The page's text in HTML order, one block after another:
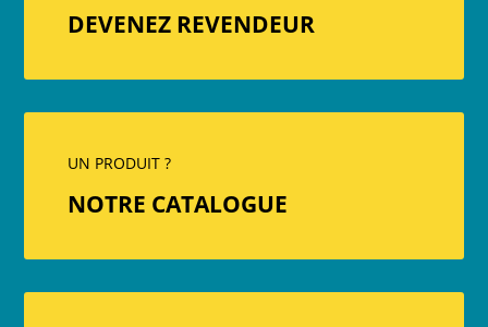
DEVENEZ REVENDEUR
UN PRODUIT ?
NOTRE CATALOGUE